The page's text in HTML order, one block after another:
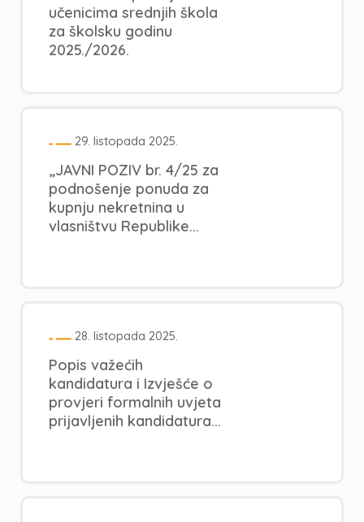
učenicima srednjih škola
za školsku godinu
2025./2026.
29. listopada 2025.
„JAVNI POZIV br. 4/25 za
podnošenje ponuda za
kupnju nekretnina u
vlasništvu Republike...
28. listopada 2025.
Popis važećih
kandidatura i Izvješće o
provjeri formalnih uvjeta
prijavljenih kandidatura...